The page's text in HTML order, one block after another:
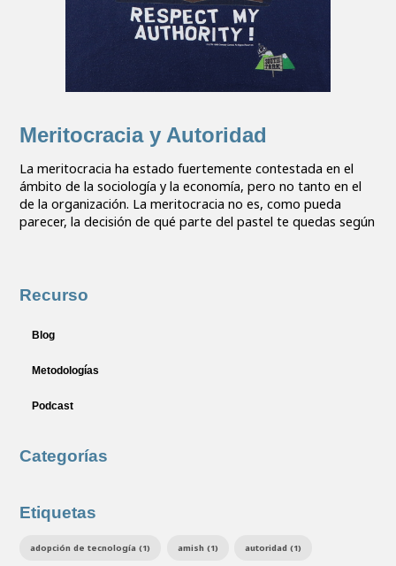
Meritocracia y Autoridad
La meritocracia ha estado fuertemente contestada en el
ámbito de la sociología y la economía, pero no tanto en el
de la organización. La meritocracia no es, como pueda
parecer, la decisión de qué parte del pastel te quedas según
Recurso
Blog
Metodologías
Podcast
Categorías
Etiquetas
adopción de tecnología (1) amish (1) autoridad (1)